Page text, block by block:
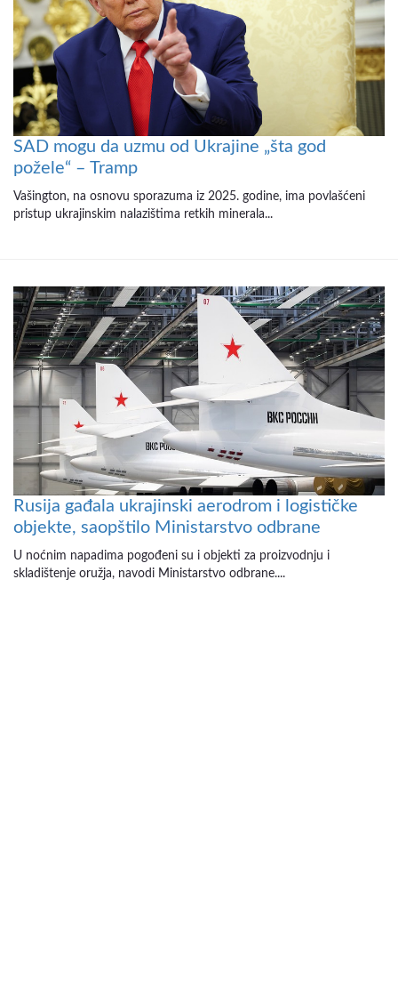
SAD mogu da uzmu od Ukrajine „šta god
požele“ – Tramp
Vašington, na osnovu sporazuma iz 2025. godine, ima povlašćeni
pristup ukrajinskim nalazištima retkih minerala...
Rusija gađala ukrajinski aerodrom i logističke
objekte, saopštilo Ministarstvo odbrane
U noćnim napadima pogođeni su i objekti za proizvodnju i
skladištenje oružja, navodi Ministarstvo odbrane....